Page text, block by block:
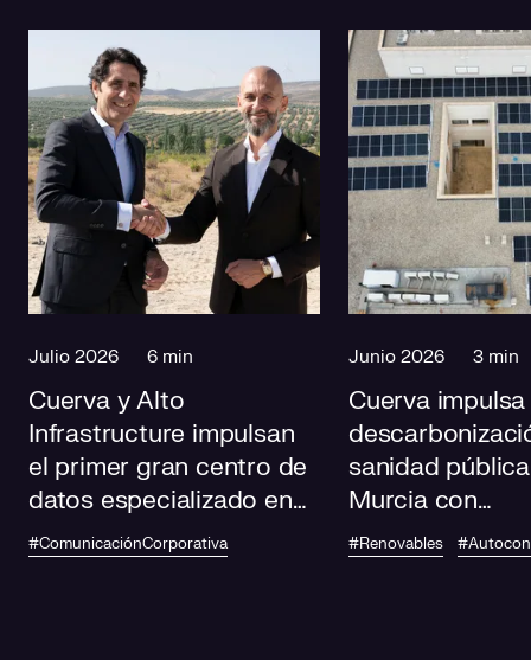
Julio 2026 6 min
Cuerva y Alto
Infrastructure impulsan
el primer gran centro de
datos especializado en
IA de Andalucía
#ComunicaciónCorporativa
Junio 2026 3 min
Cuerva
sanidad
Murcia con
autoconsumo
fotovoltaico en
#Renovables